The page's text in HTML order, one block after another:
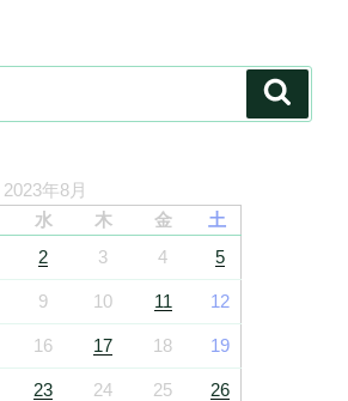
2023年8月
水 木 金
土
2 3 4 5
9 10 11 12
16 17 18 19
23 24 25 26